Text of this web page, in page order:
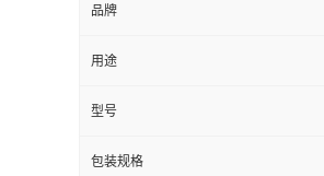
品牌
用途
型号
包装规格